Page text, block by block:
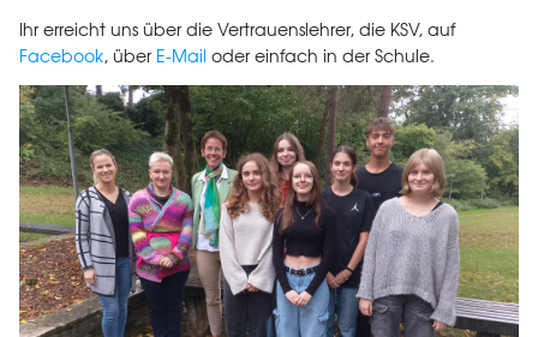
Ihr erreicht uns über die Vertrauenslehrer, die KSV, auf
Facebook, über E-Mail oder einfach in der Schule.